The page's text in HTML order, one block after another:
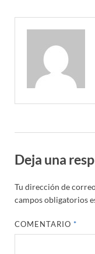
Deja una
Tu dirección de
campos obligatorios
COMENTARIO*